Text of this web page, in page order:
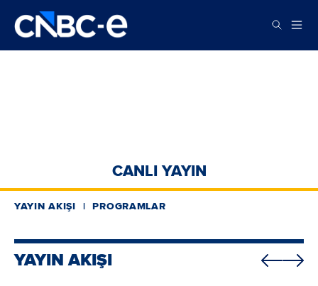
CANLI YAYIN
YAYIN AKIŞI PROGRAMLAR
YAYIN AKIŞI